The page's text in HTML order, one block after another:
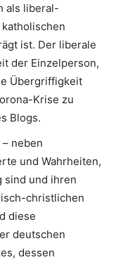
als liberal-
ist. Der liberale
der Einzelperson,
Übergriffigkeit
Krise zu
Blogs.
neben
und Wahrheiten,
sind und ihren
christlichen
diese
deutschen
dessen